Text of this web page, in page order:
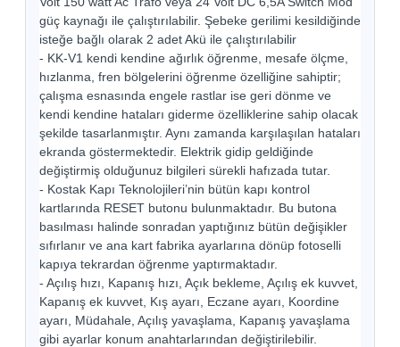
güç kaynağı ile çalıştırılabilir. Şebeke gerilimi kesildiğinde
isteğe bağlı olarak 2 adet Akü ile çalıştırılabilir
- KK-V1 kendi kendine ağırlık öğrenme, mesafe ölçme,
hızlanma, fren bölgelerini öğrenme özelliğine sahiptir;
çalışma esnasında engele rastlar ise geri dönme ve
kendi kendine hataları giderme özelliklerine sahip olacak
şekilde tasarlanmıştır. Aynı zamanda karşılaşılan hataları
ekranda göstermektedir. Elektrik gidip geldiğinde
değiştirmiş olduğunuz bilgileri sürekli hafızada tutar.
- Kostak Kapı Teknolojileri’nin bütün kapı kontrol
kartlarında RESET butonu bulunmaktadır. Bu butona
basılması halinde sonradan yaptığınız bütün değişikler
sıfırlanır ve ana kart fabrika ayarlarına dönüp fotoselli
kapıya tekrardan öğrenme yaptırmaktadır.
- Açılış hızı, Kapanış hızı, Açık bekleme, Açılış ek kuvvet,
Kapanış ek kuvvet, Kış ayarı, Eczane ayarı, Koordine
ayarı, Müdahale, Açılış yavaşlama, Kapanış yavaşlama
gibi ayarlar konum anahtarlarından değiştirilebilir.